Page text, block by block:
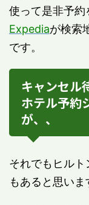
使って是非予約
Expediaが検索
です。
キャンセル
ホテル予約
が、、
それでもヒル
もあると思いま